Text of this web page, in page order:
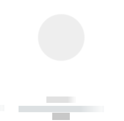
------------
----------- ----------- -----------